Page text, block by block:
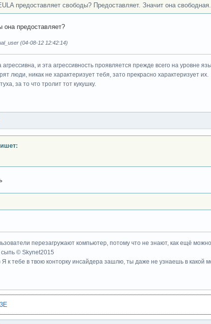
предоставляет свободы? Предоставляет. Значит она свободная.
она предоставляет?
(04-08-12 12:42:14)
и эта агрессивность проявляется прежде всего на уровне
люди, никак не характеризует тебя, зато прекрасно характеризует их.
за то что тролит тот кукушку.
перезагружают компьютер, потому что не знают, как ещё
© Skynet2015
Я к тебе в твою конторку инсайдера зашлю, ты даже не узнаешь в какой